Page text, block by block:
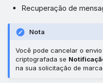
Recuperação de
Nota
Você pode cancelar o
criptografada se
na sua solicitação de